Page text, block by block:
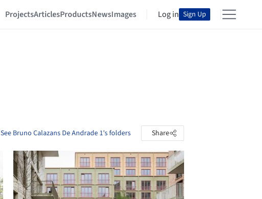
ProjectsArticlesProductsNewsImages Log in Sign Up
See Bruno Calazans De Andrade 1's folders Share